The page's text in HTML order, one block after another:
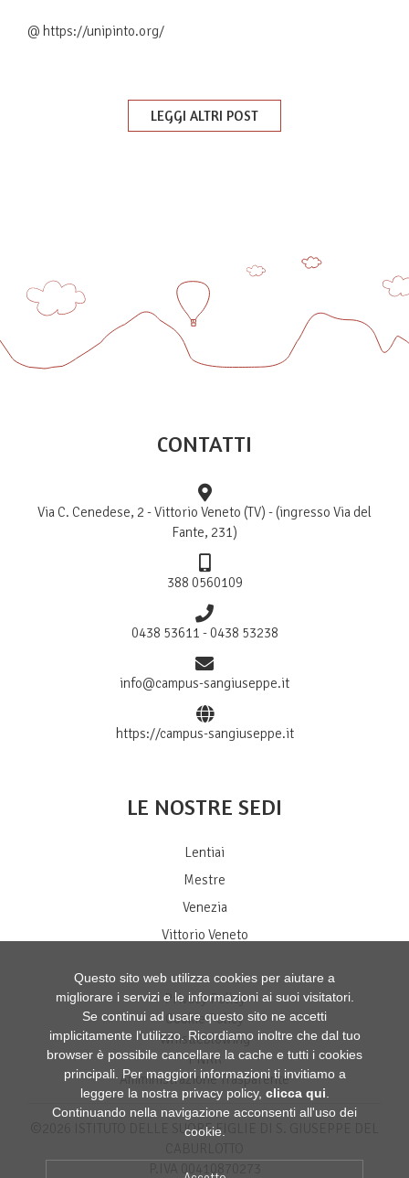
@ https://unipinto.org/
LEGGI ALTRI POST
CONTATTI
Via C. Cenedese, 2 - Vittorio Veneto (TV) - (ingresso Via del
Fante, 231)
388 0560109
0438 53611 - 0438 53238
info@campus-sangiuseppe.it
https://campus-sangiuseppe.it
LE NOSTRE SEDI
Lentiai
Mestre
Venezia
Vittorio Veneto
Privacy Policy
Cookie Policy
Whistleblowing
PNRR
Amministrazione Trasparente
©2026 ISTITUTO DELLE SUORE FIGLIE DI S. GIUSEPPE DEL
P.IVA 00410870273
Questo sito web utilizza cookies per aiutare a
migliorare i servizi e le informazioni ai suoi visitatori.
Se continui ad usare questo sito ne accetti
implicitamente l'utilizzo. Ricordiamo inoltre che dal tuo
browser è possibile cancellare la cache e tutti i cookies
principali. Per maggiori informazioni ti invitiamo a
leggere la nostra privacy policy, clicca qui
Continuando nella navigazione acconsenti all'uso dei
cookie.